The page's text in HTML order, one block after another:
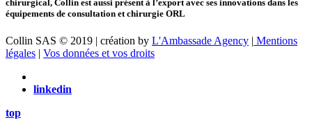
chirurgical, Collin est aussi présent à l’export avec ses innovations dans les
équipements de consultation et chirurgie ORL
Collin SAS © 2019 | création by L'Ambassade Agency | Mentions
légales | Vos données et vos droits
linkedin
top